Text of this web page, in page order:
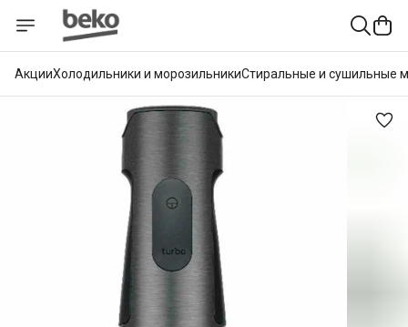
АкцииХолодильники и морозильникиСтиральные и сушильные